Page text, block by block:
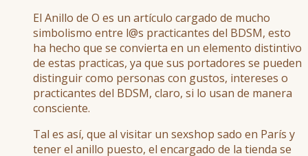
El Anillo de O es un artículo cargado de mucho
simbolismo entre l@s practicantes del BDSM, esto
ha hecho que se convierta en un elemento distintivo
de estas practicas, ya que sus portadores se pueden
distinguir como personas con gustos, intereses o
practicantes del BDSM, claro, si lo usan de manera
consciente.
Tal es así, que al visitar un sexshop sado en París y
tener el anillo puesto, el encargado de la tienda se